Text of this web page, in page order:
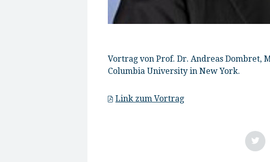
Vortrag von Prof. Dr. Andreas Dombret,
Columbia University in New York.
Link zum Vortrag